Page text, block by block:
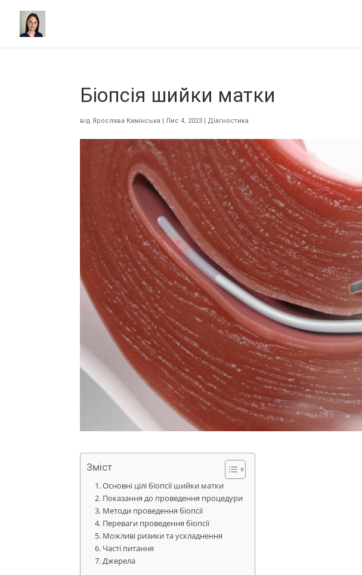
Біопсія шийки матки
від Ярослава Камінська |Лис 4, 2023 | Діагностика
Зміст
Основні цілі біопсії шийки матки
Показання до проведення процедури
Методи проведення біопсії
Переваги проведення біопсії
Можливі ризики та ускладнення
Часті питання
Джерела